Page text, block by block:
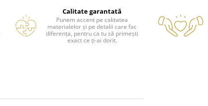
Calitate garantată
Punem accent pe calitatea
materialelor și pe detalii care fac
diferența, pentru ca tu să primești
exact ce ți-ai dorit.